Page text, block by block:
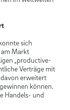
sich
Markt
„productive-
Verträge mit
erweitert
können.
Handels- und